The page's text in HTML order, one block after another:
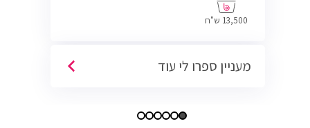
13,500 ש"ח
מעניין ספרו לי עוד